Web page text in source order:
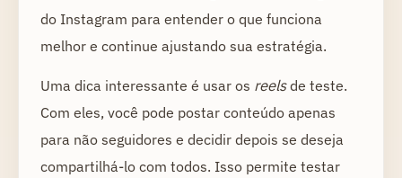
do Instagram para entender o que funciona
melhor e continue ajustando sua estratégia.
Uma dica interessante é usar os reelsde teste.
Com eles, você pode postar conteúdo apenas
para não seguidores e decidir depois se deseja
compartilhá-lo com todos. Isso permite testar